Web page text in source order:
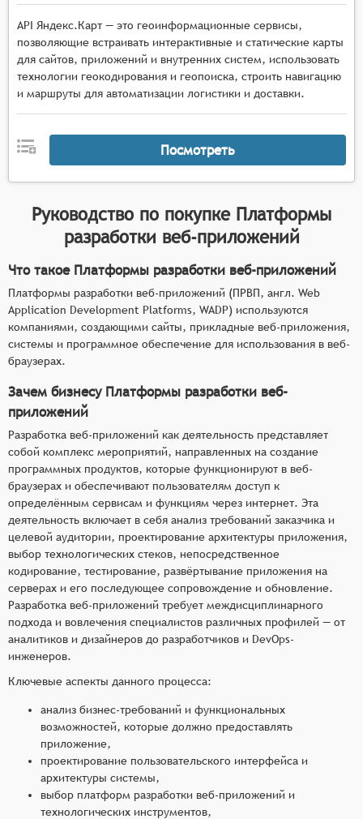
в облачных платформах.
API Яндекс.Карт — это геоинформационные сервисы,
позволяющие встраивать интерактивные и статические карты
для сайтов, приложений и внутренних систем, использовать
технологии геокодирования и геопоиска, строить навигацию
и маршруты для автоматизации логистики и доставки.
Посмотреть
Руководство по покупке Платформы
разработки веб-приложений
Что такое Платформы разработки веб-приложений
Платформы разработки веб-приложений (ПРВП, англ. Web
Application Development Platforms, WADP) используются
компаниями, создающими сайты, прикладные веб-приложения,
системы и программное обеспечение для использования в веб-
браузерах.
Зачем бизнесу Платформы разработки веб-
приложений
Разработка веб-приложений как деятельность представляет
собой комплекс мероприятий, направленных на создание
программных продуктов, которые функционируют в веб-
браузерах и обеспечивают пользователям доступ к
определённым сервисам и функциям через интернет. Эта
деятельность включает в себя анализ требований заказчика и
целевой аудитории, проектирование архитектуры приложения,
выбор технологических стеков, непосредственное
кодирование, тестирование, развёртывание приложения на
серверах и его последующее сопровождение и обновление.
Разработка веб-приложений требует междисциплинарного
подхода и вовлечения специалистов различных профилей — от
аналитиков и дизайнеров до разработчиков и DevOps-
инженеров.
Ключевые аспекты данного процесса:
анализ бизнес-требований и функциональных
возможностей, которые должно предоставлять
приложение,
проектирование пользовательского интерфейса и
архитектуры системы,
выбор платформ разработки веб-приложений и
технологических инструментов,